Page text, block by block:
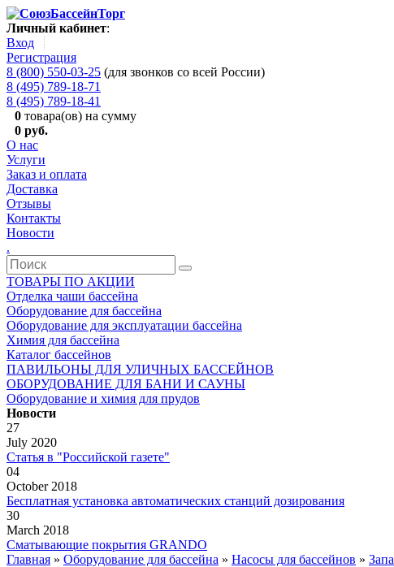
Личный кабинет:
Вход
Регистрация
8 (800) 550-03-25 (для звонков со всей России)
8 (495) 789-18-71
8 (495) 789-18-41
0 товара(ов) на сумму
0 руб.
О нас
Услуги
Заказ и оплата
Доставка
Отзывы
Контакты
Новости
.
ТОВАРЫ ПО АКЦИИ
Отделка чаши бассейна
Оборудование для бассейна
Оборудование для эксплуатации бассейна
Химия для бассейна
Каталог бассейнов
ПАВИЛЬОНЫ ДЛЯ УЛИЧНЫХ БАССЕЙНОВ
ОБОРУДОВАНИЕ ДЛЯ БАНИ И САУНЫ
Оборудование и химия для прудов
Новости
27
July 2020
Статья в "Российской газете"
04
October 2018
Бесплатная установка автоматических станций дозирования
30
March 2018
Сматывающие покрытия GRANDO
Главная » Оборудование для бассейна » Насосы для бассейнов »